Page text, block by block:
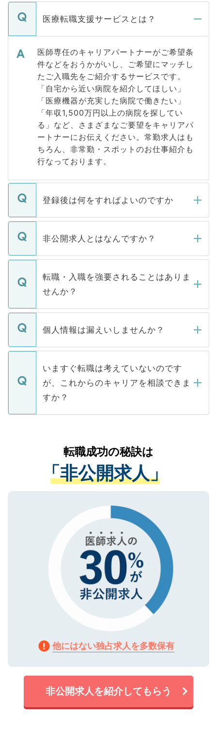
医療転職支援サービスとは？
医師専任のキャリアパートナーがご希望条
件などをおうかがいし、ご希望にマッチし
たご入職先をご紹介するサービスです。
「自宅から近い病院を紹介してほしい」
「医療機器が充実した病院で働きたい」
「年収1,500万円以上の病院を探してい
る」など、さまざまなご要望をキャリアパ
ートナーにお伝えください。常勤求人はも
ちろん、非常勤・スポットのお仕事紹介も
行なっております。
登録後は何をすればよいのですか
ご登録いただきましたら、弊社担当者がご
登録内容を確認し、その後メールもしくは
ます。通常、5営業日以内にはご連絡をせて
いただきますので、しばらくお待ちくださ
い。
非公開求人とはなんですか？
マイナビDOCTORで取り扱っている求人の
うち約3割は、Webサイトからご覧いただ
けない「非公開求人」です。非公開求人は
下記の理由によって、一般には公開してい
ません。
■応募殺到を避けるため 人気のある医療機
関を公にしてしまうと、応募が殺到する場
に、医療機関が求める条件に合った人材の
みを人材紹介会社に依頼するケースが増え
ています。
転職・入職を強要されることはありま
せんか？
転職・入職を強要することは一切ありませ
ん。また、仮に応募先から内定をいただい
定を承諾する必要はありません。内定先へ
の辞退の連絡はキャリアパートナーが行い
ますので、ご安心ください。
個人情報は漏えいしませんか？
個人情報が漏えいすることはありませんの
で、ご安心ください。当サイトからの登録
などで収集したご登録者様の個人情報は、
ご本人のキャリアアップおよび転職活動の
支援を目的に使用いたします。お預かりし
ているすべての個人データはご本人の許可
は、個人情報の取り扱いについての厳密な
管理基準を満たした事業者のみに付与され
る、プライバシーマークを取得済みです。
ご登録いただいた個人情報は、SSL（デー
で、機密保持に関してもご安心ください。
いますぐ転職は考えていないのです
が、これからのキャリアを相談できま
すか？
かがいして、現在の医療機関の状況や紹介
経験をまじえながら、適切なアドバイスを
させていただきます。すぐにご転職をされ
ない方には、長期的なサポートが可能です
ので、まずはご登録ください。
転職成功の秘訣は
「非公開求人」
他にはない独占求人を多数保有
非公開求人を紹介してもらう